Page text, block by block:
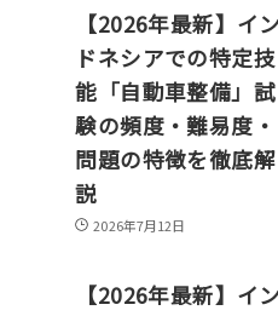
【2026年最新】イ
ドネシアでの特定技
能「自動車整備」試
験の頻度・難易度・
問題の特徴を徹底解
説
2026年7月12日
【2026年最新】イ